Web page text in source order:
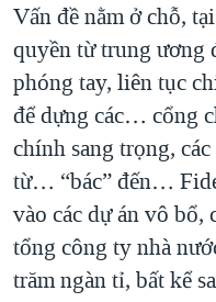
Vấn đề nằm ở chỗ,
quyền từ trung ương
phóng tay, liên tục
để dựng các… cổng
chính sang trọng,
từ… “bác” đến…
vào các dự án vô bổ,
tổng công ty nhà
trăm ngàn tỉ, bất kể